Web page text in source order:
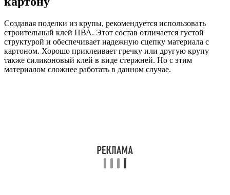
Создавая поделки из крупы, рекомендуется использовать
строительный клей ПВА. Этот состав отличается густой
структурой и обеспечивает надежную сцепку материала с
картоном. Хорошо приклеивает гречку или другую крупу
также силиконовый клей в виде стержней. Но с этим
материалом сложнее работать в данном случае.